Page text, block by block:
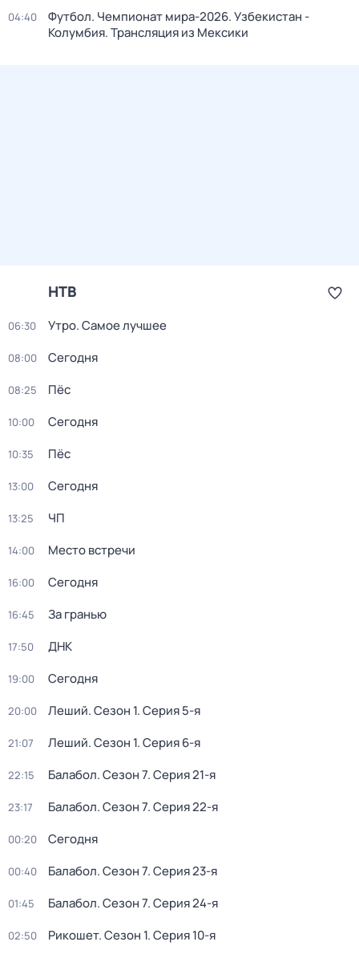
04:40
Футбол. Чемпионат мира-2026. Узбекистан -
Колумбия. Трансляция из Мексики
НТВ
06:30 Утро. Самое лучшее
08:00 Сегодня
08:25 Пёс
10:00 Сегодня
10:35 Пёс
13:00 Сегодня
13:25 ЧП
14:00 Место встречи
16:00 Сегодня
16:45 За гранью
17:50 ДНК
19:00 Сегодня
20:00 Леший. Сезон 1. Серия 5-я
21:07 Леший. Сезон 1. Серия 6-я
22:15 Балабол. Сезон 7. Серия 21-я
23:17 Балабол. Сезон 7. Серия 22-я
00:20 Сегодня
00:40 Балабол. Сезон 7. Серия 23-я
01:45 Балабол. Сезон 7. Серия 24-я
02:50 Рикошет. Сезон 1. Серия 10-я